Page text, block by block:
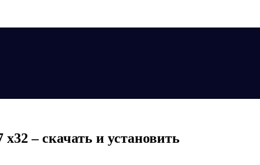
– скачать и установить